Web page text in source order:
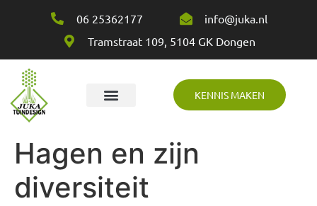
06 25362177
info@juka.nl
Tramstraat 109, 5104 GK Dongen
KENNIS MAKEN
Hagen en zijn
diversiteit